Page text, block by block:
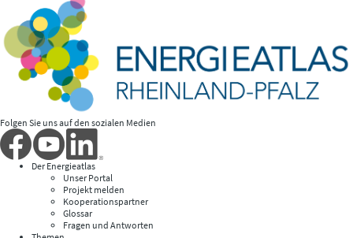
Folgen Sie uns auf den sozialen Medien
Der Energieatlas
Unser Portal
Projekt melden
Kooperationspartner
Glossar
Fragen und Antworten